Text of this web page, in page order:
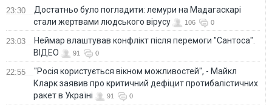
23:30
Достатньо було погладити: лемури на Мадагаскарі
стали жертвами людського вірусу
106 0
23:03
Неймар влаштував конфлікт після перемоги "Сантоса".
ВІДЕО
91 0
22:55
"Росія користується вікном можливостей", - Майкл
Кларк заявив про критичний дефіцит протибалістичних
ракет в Україні
91 0